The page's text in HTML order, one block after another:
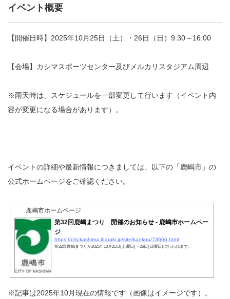
イベント概要
【開催日時】2025年10月25日（土）・26日（日）9:30～16:00
【会場】カシマスポーツセンター及びメルカリスタジアム周辺
※雨天時は、スケジュールを一部変更して行います（イベント内
容が変更になる場合があります）。
イベントの詳細や最新情報につきましては、以下の「鹿嶋市」の
公式ホームページをご確認ください。
鹿嶋市ホームページ
第32回鹿嶋まつり 開催のお知らせ - 鹿嶋市ホームペー
ジ
https://city.kashima.ibaraki.jp/site/kankou/73666.html
第32回鹿嶋まつりが2025年10月25日(土曜日)・26日(日曜日)に行われます。
※記事は2025年10月現在の情報です（画像はイメージです）。